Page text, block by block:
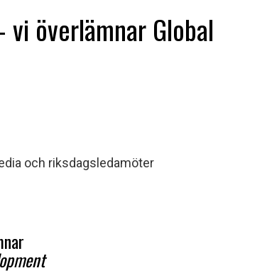
vi överlämnar Global
och riksdagsledamöter